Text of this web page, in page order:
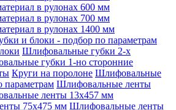
в рулонах 600 мм
в рулонах 700 мм
в рулонах 1400 мм
и блоки - подбор по параметрам
Шлифовальные губки 2-х
губки 1-но сторонние
Круги на поролоне Шлифовальные
параметрам Шлифовальные ленты
ленты 13x457 мм
75x475 мм Шлифовальные ленты